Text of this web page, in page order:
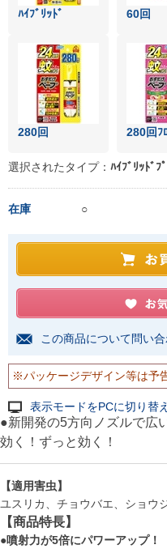
ﾊｲﾌﾞﾘｯﾄﾞ 60回
280回 280回ﾌ
選択されたタイプ： ﾊｲﾌﾞﾘｯﾄﾞﾌ
在庫 ○
この商品について問い
※パッケージデザイン等は予
表示モードをPCに切り替
●新開発の5方向ノズルで広
効く！ずっと効く！
【適用害虫】
ユスリカ、チョウバエ、ショウ
【商品特長】
●噴射力が5倍にパワーアップ！